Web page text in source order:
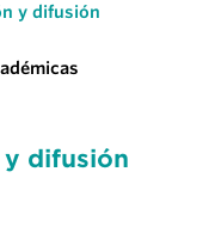
y difusión
difusión